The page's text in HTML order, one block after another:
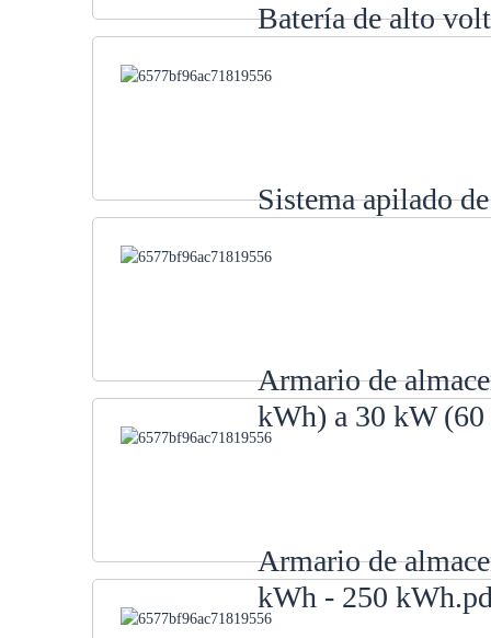
Batería de alto
Sistema apilado
Armario de
kWh) a 30 kW
Armario de
kWh - 250